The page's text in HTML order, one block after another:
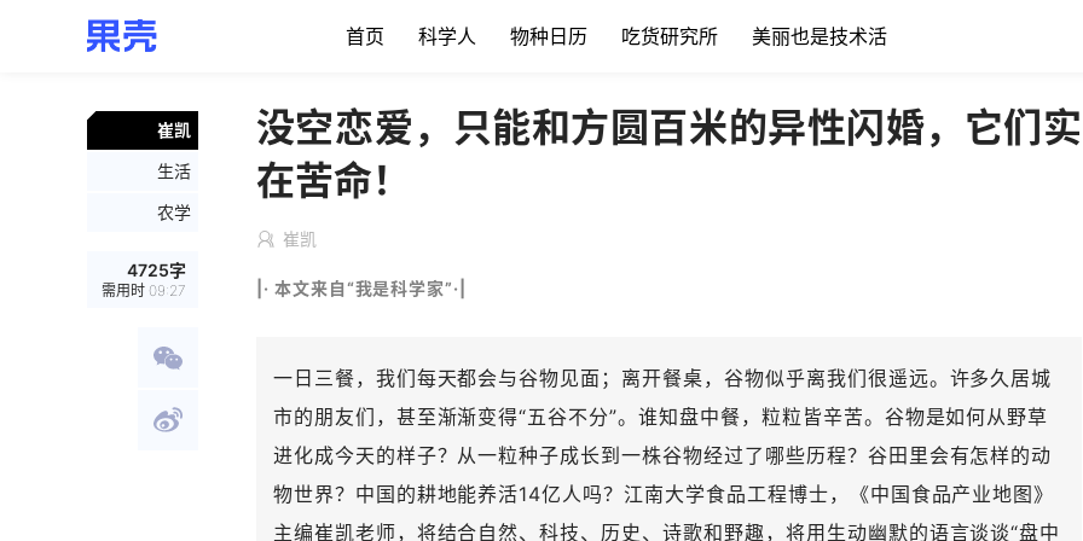
首页 科学人 物种日历 吃货研究所 美丽也是技术活
崔凯
生活
农学
4725字
需用时 09:27
没空恋爱，只能和方圆百米的异性闪婚，它们实
在苦命！
崔凯
|· 本文来自“我是科学家”·|
一日三餐，我们每天都会与谷物见面；离开餐桌，谷物似乎离我们很遥远。许多久居城
市的朋友们，甚至渐渐变得“五谷不分”。谁知盘中餐，粒粒皆辛苦。谷物是如何从野草
进化成今天的样子？从一粒种子成长到一株谷物经过了哪些历程？谷田里会有怎样的动
物世界？中国的耕地能养活14亿人吗？江南大学食品工程博士，《中国食品产业地图》
主编崔凯老师，将结合自然、科技、历史、诗歌和野趣，将用生动幽默的语言谈谈“盘中